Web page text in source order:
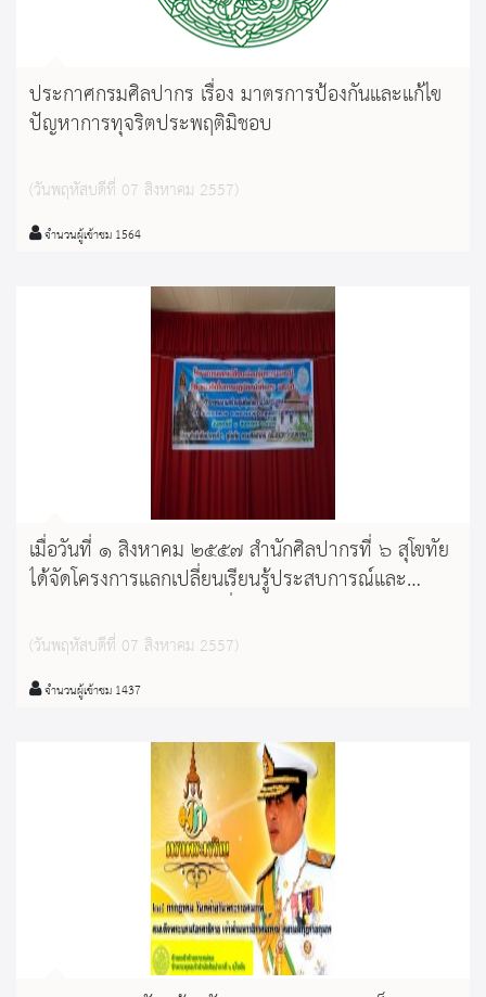
ประกาศกรมศิลปากร เรื่อง มาตรการป้องกันและแก้ไข
ปัญหาการทุจริตประพฤติมิชอบ
(วันพฤหัสบดีที่ 07 สิงหาคม 2557)
จำนวนผู้เข้าชม 1564
เมื่อวันที่ ๑ สิงหาคม ๒๕๕๗ สำนักศิลปากรที่ ๖ สุโขทัย
ได้จัดโครงการแลกเปลี่ยนเรียนรู้ประสบการณ์และ
ตำบลพระหลวง อำเภอสูงเม่น จังหวัดแพร่
(วันพฤหัสบดีที่ 07 สิงหาคม 2557)
จำนวนผู้เข้าชม 1437